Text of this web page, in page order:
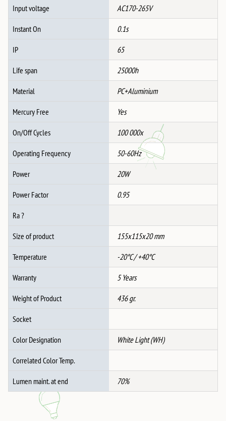
Input voltage AC170-265V
Instant On 0.1s
IP 65
Life span 25000h
Material PC+Aluminium
Mercury Free Yes
On/Off Cycles 100 000x
Operating Frequency 50-60Hz
Power 20W
Power Factor 0.95
Ra ?
Size of product 155x115x20 mm
Temperature -20°C / +40°C
Warranty 5 Years
Weight of Product 436 gr.
Socket
Color Designation White Light (WH)
Correlated Color Temp.
Lumen maint. at end 70%